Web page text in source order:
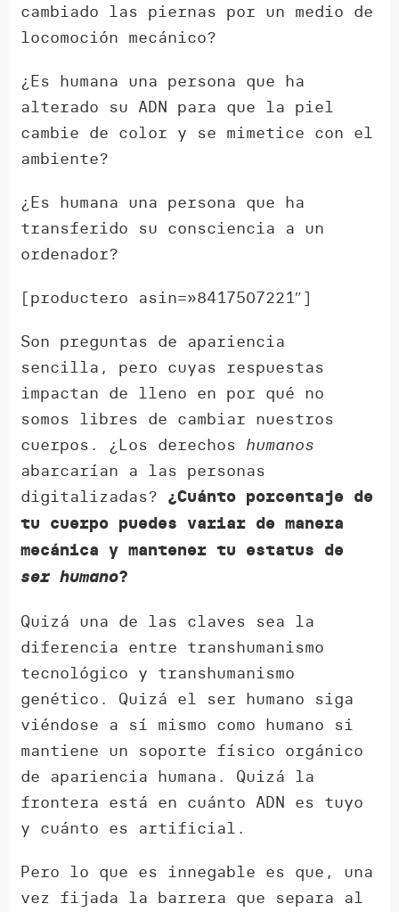
cambiado las piernas por un medio de
locomoción mecánico?
¿Es humana una persona que ha
alterado su ADN para que la piel
cambie de color y se mimetice con el
ambiente?
¿Es humana una persona que ha
transferido su consciencia a un
ordenador?
[productero asin=»8417507221″]
Son preguntas de apariencia
sencilla, pero cuyas respuestas
impactan de lleno en por qué no
somos libres de cambiar nuestros
cuerpos. ¿Los derechos humanos
abarcarían a las personas
digitalizadas? ¿Cuánto porcentaje de
tu cuerpo puedes variar de manera
mecánica y mantener tu estatus de
ser humano?
Quizá una de las claves sea la
diferencia entre transhumanismo
tecnológico y transhumanismo
genético. Quizá el ser humano siga
viéndose a sí mismo como humano si
mantiene un soporte físico orgánico
de apariencia humana. Quizá la
frontera está en cuánto ADN es tuyo
y cuánto es artificial.
Pero lo que es innegable es que, una
vez fijada la barrera que separa al